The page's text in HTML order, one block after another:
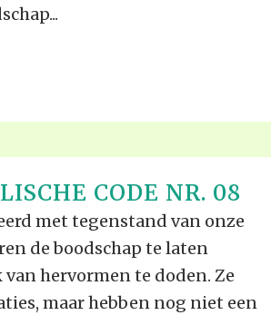
CODE NR. 08
met tegenstand van onze
de boodschap te laten
hervormen te doden. Ze
maar hebben nog niet een